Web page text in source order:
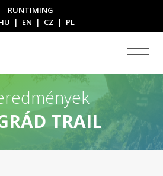
RUNTIMING
| EN | CZ | PL
TRAIL